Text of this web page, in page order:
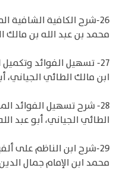
26-شرح الكافية الشافية
محمد بن عبد الله بن مالك
27- تسهيل الفوائد
ابن مالك الطائي الجياني، أبو
28- شرح تسهيل الفوائد
الطائي الجياني، أبو عبد الله،
29-شرح ابن الناظم على
محمد ابن الإمام جمال الدين